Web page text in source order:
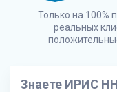
Только на 100%
реальных
Знаете ИРИС